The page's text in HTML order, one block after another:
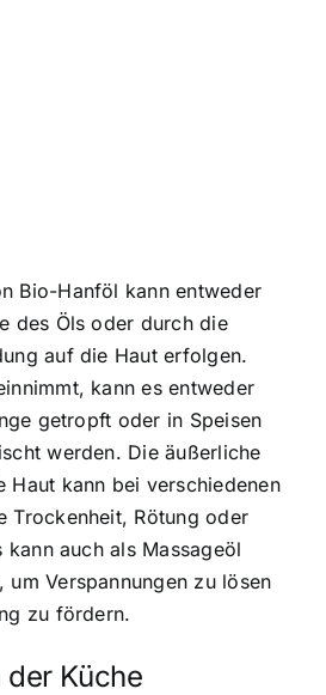
Bio-Hanföl kann entweder
des Öls oder durch die
auf die Haut erfolgen.
kann es entweder
getropft oder in Speisen
werden. Die äußerliche
Haut kann bei verschiedenen
Trockenheit, Rötung oder
auch als Massageöl
Verspannungen zu lösen
zu fördern.
Küche